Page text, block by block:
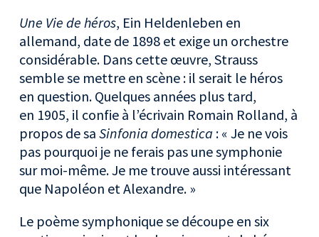
Une Vie de héros, Ein Heldenleben en
allemand, date de 1898 et exige un orchestre
considérable. Dans cette œuvre, Strauss
semble se mettre en scène : il serait le héros
en question. Quelques années plus tard,
en 1905, il confie à l’écrivain Romain Rolland, à
propos de saSinfonia domestica : « Je ne vois
pas pourquoi je ne ferais pas une symphonie
sur moi-même. Je me trouve aussi intéressant
que Napoléon et Alexandre. »
Le poème symphonique se découpe en six